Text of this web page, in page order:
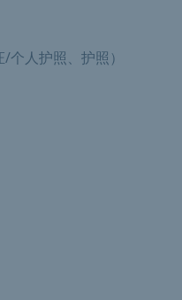
人护照、护照）